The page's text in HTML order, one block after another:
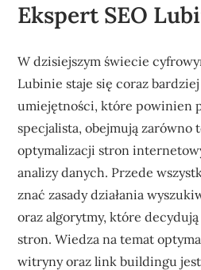
Ekspert SEO
W dzisiejszym świecie
Lubinie staje się coraz
umiejętności, które powinien
specjalista, obejmują zarówno
optymalizacji stron
analizy danych. Przede
znać zasady działania
oraz algorytmy, które
stron. Wiedza na temat
witryny oraz link buildingu